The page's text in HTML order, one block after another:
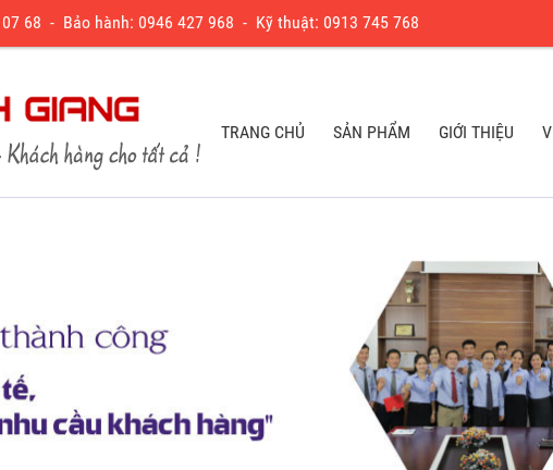
68 - Bảo hành: 0946 427 968 - Kỹ thuật: 0913 745 768
TRANG CHỦ SẢN PHẨM
SẢN PHẨM
GIỚI THIỆU
GIỚI THIỆU